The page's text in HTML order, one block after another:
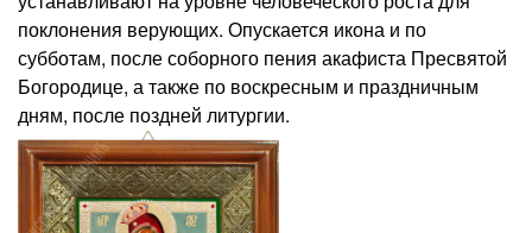
поклонения верующих. Опускается икона и по
субботам, после соборного пения акафиста Пресвятой
Богородице, а также по воскресным и праздничным
дням, после поздней литургии.